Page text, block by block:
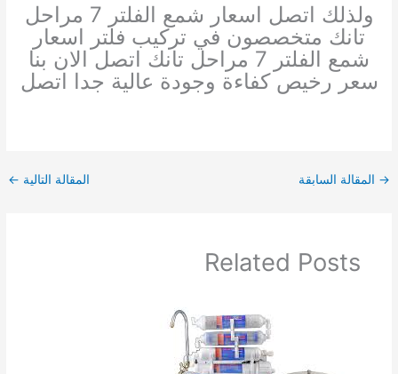
ولذلك اتصل اسعار شمع الفلتر 7 مراحل
تانك متخصصون في تركيب فلتر اسعار
شمع الفلتر 7 مراحل تانك اتصل الان بنا
سعر رخيص كفاءة وجودة عالية جدا اتصل
→ المقالة السابقة المقالة التالية ←
Related Posts